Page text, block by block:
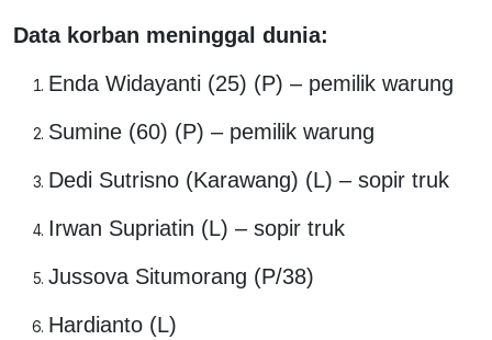
Data korban meninggal dunia:
Enda Widayanti (25) (P) – pemilik warung
Sumine (60) (P) – pemilik warung
Dedi Sutrisno (Karawang) (L) – sopir truk
Irwan Supriatin (L) – sopir truk
Jussova Situmorang (P/38)
Hardianto (L)